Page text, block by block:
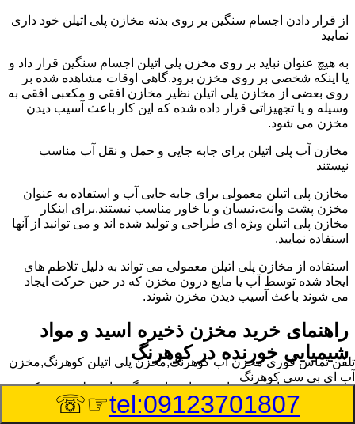
از قرار دادن اجسام سنگین بر روی بدنه مخازن پلی اتیلن خود داری
نمایید
به هیچ عنوان نباید بر روی مخزن پلی اتیلن اجسام سنگین قرار داد و
یا اینکه شخصی بر روی مخزن برود.گاهی اوقات مشاهده شده بر
روی بعضی از مخازن پلی اتیلن نظیر مخازن افقی و مکعبی افقی به
وسیله و یا تجهیزاتی قرار داده شده که این کار باعث آسیب دیدن
مخزن می شود.
مخازن آب پلی اتیلن برای جابه جایی و حمل و نقل آب مناسب
نیستند
مخازن پلی اتیلن معمولی برای جابه جایی آب و استفاده به عنوان
مخزن پشت وانت،نیسان و یا خاور مناسب نیستند.برای اینکار
مخازن پلی اتیلن ویژه ای طراحی و تولید شده اند و می توانید از آنها
استفاده نمایید.
استفاده از مخازن پلی اتیلن معمولی می تواند به دلیل تلاطم های
ایجاد شده توسط آب یا مایع درون مخزن که در حین حرکت ایجاد
می شوند باعث آسیب دیدن مخزن شوند.
راهنمای خرید مخزن ذخیره اسید و مواد
شیمیایی خورنده در کوهرنگ
مخزن ذخیره اسید و مواد شیمیایی باید به گونه ای تولید شوند که
بتوانند در برابر چگالی نسبتا بالا و خورندگی انواع اسیدها مقاومت
کافی داشته باشند.به همین دلیل نمی توان در هر مخزنی اسید و مواد
تلفن تماس فوریمخزن آب کوهرنگ,مخزن پلی اتیلن کوهرنگ,مخزن
آب ای بی سی کوهرنگ
tel:09123701807
☞☏